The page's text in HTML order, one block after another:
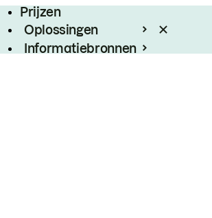
Prijzen
Oplossingen
Informatiebronnen